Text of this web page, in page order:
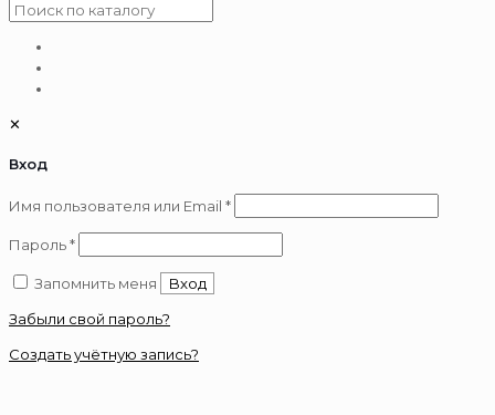
✕
Вход
Имя пользователя или Email *Обязательно
Пароль*Обязательно
Запомнить меня
Вход
Забыли свой пароль?
Создать учётную запись?